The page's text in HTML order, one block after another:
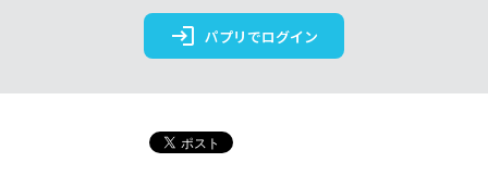
login パプリでログイン